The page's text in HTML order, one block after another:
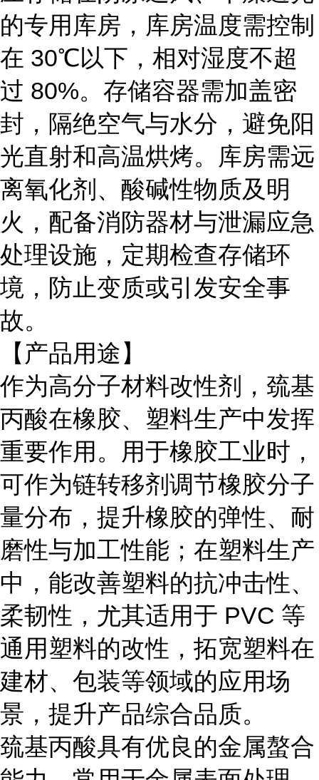
的专用库房，库房温度需控制
在 30℃以下，相对湿度不超
过 80%。存储容器需加盖密
封，隔绝空气与水分，避免阳
光直射和高温烘烤。库房需远
离氧化剂、酸碱性物质及明
火，配备消防器材与泄漏应急
处理设施，定期检查存储环
境，防止变质或引发安全事
故。
【产品用途】
作为高分子材料改性剂，巯基
丙酸在橡胶、塑料生产中发挥
重要作用。用于橡胶工业时，
可作为链转移剂调节橡胶分子
量分布，提升橡胶的弹性、耐
磨性与加工性能；在塑料生产
中，能改善塑料的抗冲击性、
柔韧性，尤其适用于 PVC 等
通用塑料的改性，拓宽塑料在
建材、包装等领域的应用场
景，提升产品综合品质。
巯基丙酸具有优良的金属螯合